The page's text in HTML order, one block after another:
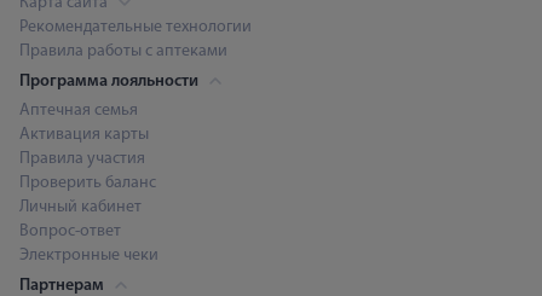
Рекомендательные технологии
Правила работы с аптеками
Программа лояльности
Аптечная семья
Активация карты
Правила участия
Проверить баланс
Личный кабинет
Вопрос-ответ
Электронные чеки
Партнерам